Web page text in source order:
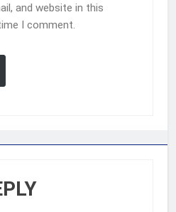
and website in this
I comment.